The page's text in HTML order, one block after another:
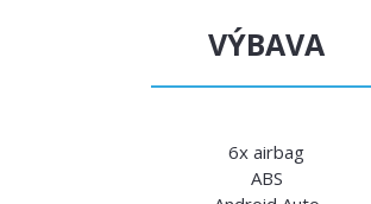
VÝBAVA
6x airbag
ABS